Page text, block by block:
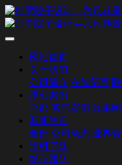
网站首页
关于我们
公司简介 在线留言
原创案例
全部 实景案例 效果
新闻资讯
全部 公司动态 业界
资料下载
精英团队